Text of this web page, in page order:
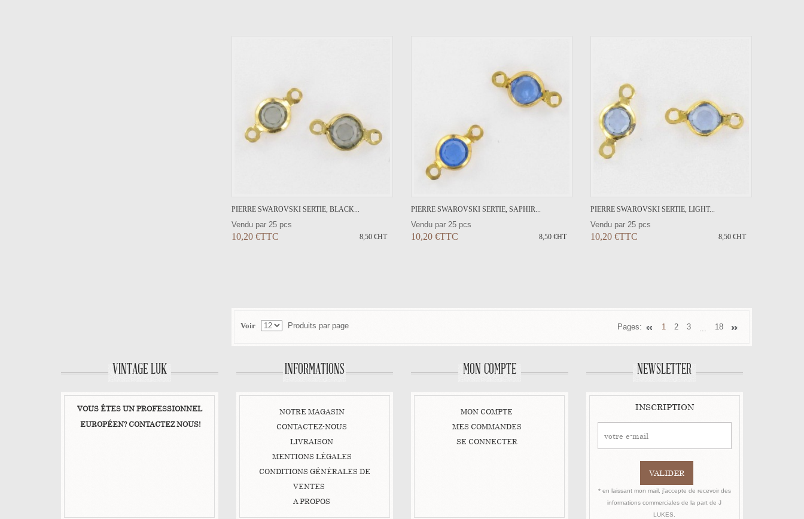
PIERRE SWAROVSKI SERTIE, BLACK...
Vendu par 25 pcs
10,20 €TTC 8,50 €HT
PIERRE SWAROVSKI SERTIE, SAPHIR...
Vendu par 25 pcs
10,20 €TTC 8,50 €HT
PIERRE SWAROVSKI SERTIE, LIGHT...
Vendu par 25 pcs
10,20 €TTC 8,50 €HT
Pages: 1 2 3 18
Voir Produits par page
VINTAGE LUK
VOUS ÊTES UN PROFESSIONNEL
EUROPÉEN? CONTACTEZ NOUS!
INFORMATIONS
NOTRE MAGASIN
CONTACTEZ-NOUS
LIVRAISON
MENTIONS LÉGALES
CONDITIONS GÉNÉRALES DE
VENTES
A PROPOS
MON COMPTE
MON COMPTE
MES COMMANDES
SE CONNECTER
NEWSLETTER
INSCRIPTION
* en laissant mon mail, j'accepte de recevoir des
informations commerciales de la part de J
LUKES.